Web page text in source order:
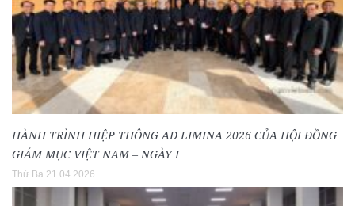
HÀNH TRÌNH HIỆP THÔNG AD LIMINA 2026 CỦA HỘI ĐỒNG
GIÁM MỤC VIỆT NAM – NGÀY I
Thứ Ba 21.04.2026